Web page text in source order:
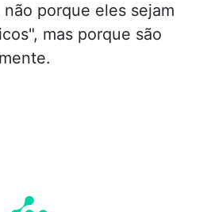
porque eles sejam
mas porque são